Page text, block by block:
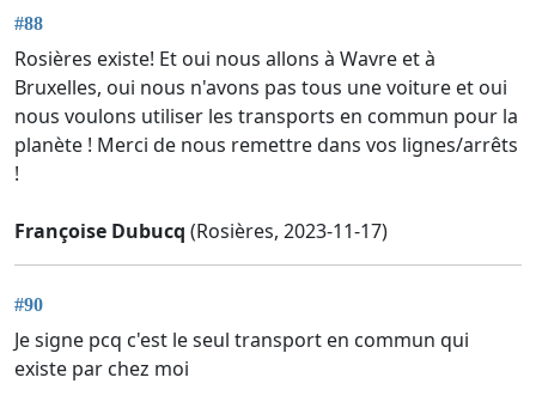
#88
Rosières existe! Et oui nous allons à Wavre et à
Bruxelles, oui nous n'avons pas tous une voiture et oui
nous voulons utiliser les transports en commun pour la
planète ! Merci de nous remettre dans vos lignes/arrêts
!
Françoise Dubucq (Rosières, 2023-11-17)
#90
Je signe pcq c'est le seul transport en commun qui
existe par chez moi